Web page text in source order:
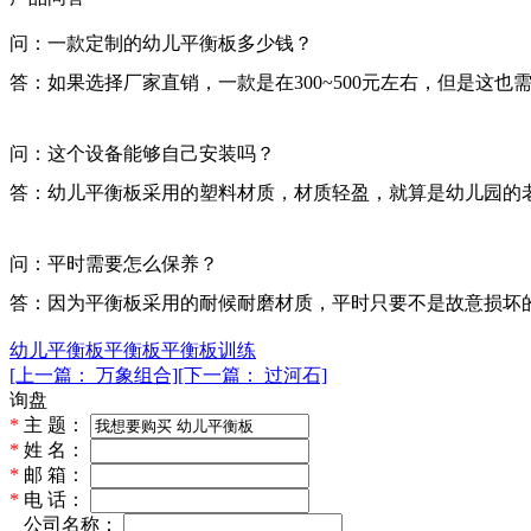
问：一款定制的幼儿平衡板多少钱？
答：如果选择厂家直销，一款是在300~500元左右，但是这也
问：这个设备能够自己安装吗？
答：幼儿平衡板采用的塑料材质，材质轻盈，就算是幼儿园
问：平时需要怎么保养？
答：因为平衡板采用的耐候耐磨材质，平时只要不是故意损坏
幼儿平衡板平衡板平衡板训练
[上一篇： 万象组合][下一篇： 过河石]
询盘
* 主 题：
* 姓 名：
* 邮 箱：
* 电 话：
公司名称：